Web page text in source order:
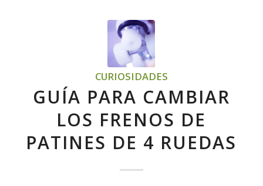
CURIOSIDADES
GUÍA PARA CAMBIAR
LOS FRENOS DE
PATINES DE 4 RUEDAS